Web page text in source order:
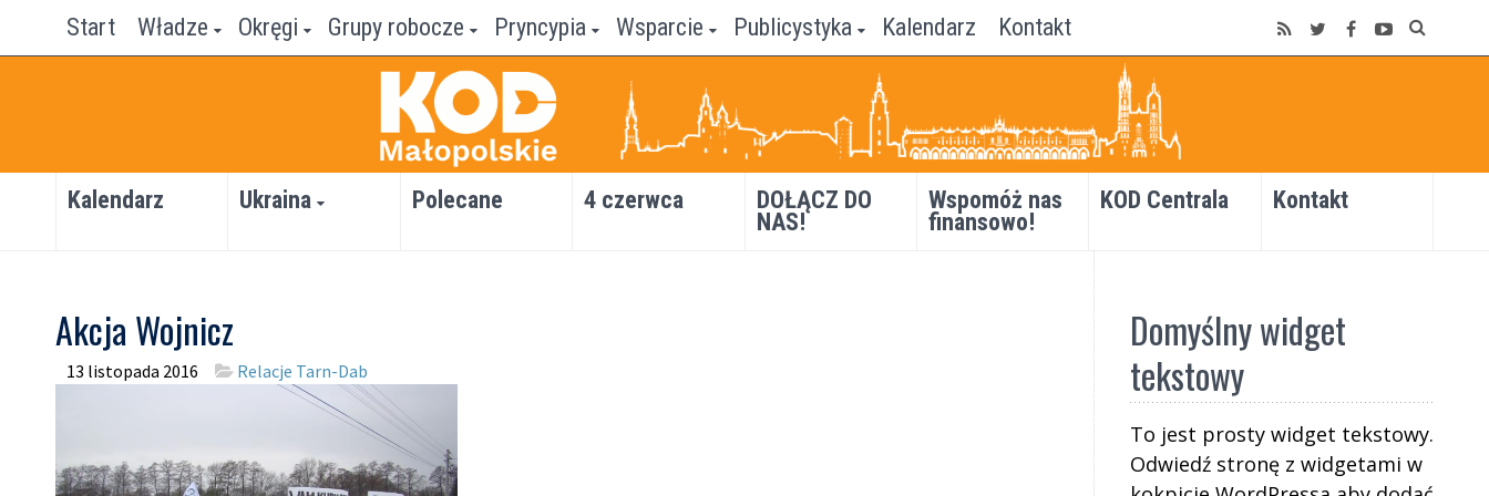
Start Władze Okręgi Grupy robocze Pryncypia Wsparcie Publicystyka Kalendarz Kontakt
Kalendarz Ukraina Polecane 4 czerwca
DOŁĄCZ DO
NAS!
Wspomóż nas
finansowo!
KOD Centrala Kontakt
Akcja Wojnicz
13 listopada 2016 Relacje Tarn-Dab
Domyślny widget
tekstowy
To jest prosty widget tekstowy.
Odwiedź stronę z widgetami w